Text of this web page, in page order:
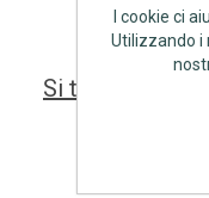
Si tratta della
I cookie ci
Utilizzando i